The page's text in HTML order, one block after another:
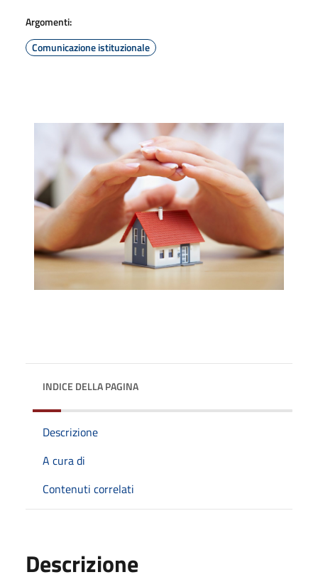
Argomenti:
Comunicazione istituzionale
INDICE DELLA PAGINA
Descrizione
A cura di
Contenuti correlati
Descrizione